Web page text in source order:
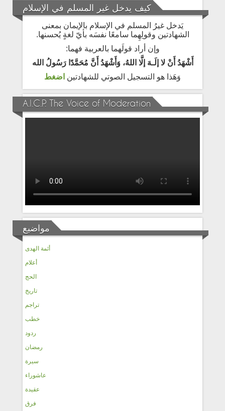
كيف يدخل غير المسلم في الإسلام
يَدخل غيرُ المسلم في الإسلام بالإيمان بمعنى
الشهادتين وقولِهِما سامعًا نفسَه بأيّ لغةٍ يُحسنها.
وإن أراد قولَهما بالعربية فهما:
أَشْهَدُ أَنْ لا إلَـهَ إلَّا اللهُ، وَأَشْهَدُ أَنَّ مُحَمَّدًا رَسُولُ الله
وَهَذا هو التسجيل الصوتي للشهادتين اضغط
A.I.C.P. The Voice of Moderation
مواضيع
أئمة الهدى
أعلام
الحج
تاريخ
تراجم
خطب
ردود
رمضان
سيرة
عاشوراء
عقيدة
فرق